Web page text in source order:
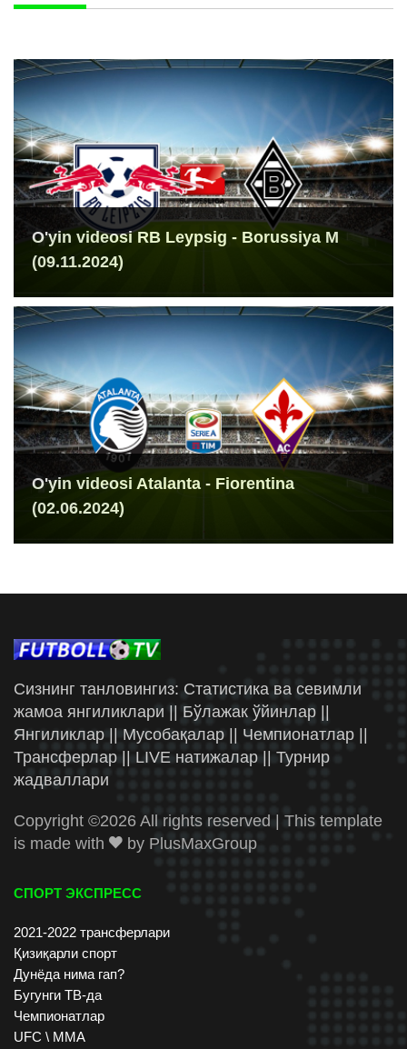
O'yin videosi RB Leypsig - Borussiya M
(09.11.2024)
O'yin videosi Atalanta - Fiorentina
(02.06.2024)
Сизнинг танловингиз: Статистика ва севимли
жамоа янгиликлари || Бўлажак ўйинлар ||
Янгиликлар || Мусобақалар || Чемпионатлар ||
Трансферлар || LIVE натижалар || Турнир
жадваллари
Copyright ©2026 All rights reserved | This template
is made with
by PlusMaxGroup
СПОРТ ЭКСПРЕСС
2021-2022 трансферлари
Қизиқарли спорт
Дунёда нима гап?
Бугунги ТВ-да
Чемпионатлар
UFC \ ММА